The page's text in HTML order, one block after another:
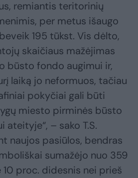
remiantis teritorinių
per metus išaugo
195 tūkst. Vis dėlto,
skaičiaus mažėjimas
būsto fondo augimui ir,
laiką jo neformuos, tačiau
pokyčiai gali būti
miesto pirminės būsto
ateityje“, – sako T.S.
naujos pasiūlos, bendras
sumažėjo nuo 359
proc. didesnis nei prieš